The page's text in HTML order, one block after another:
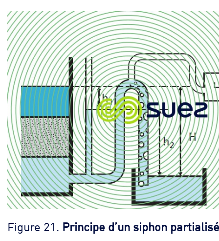
Figure 21. Principe d’un siphon partialisé